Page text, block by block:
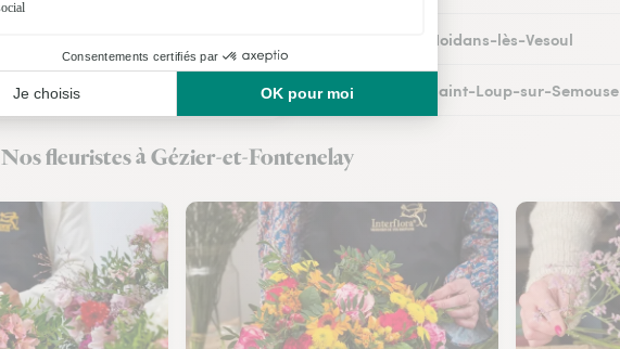
Fleuristes à Noidans-lès-Vesoul
Fleuristes à Saint-Loup-sur-Semouse
Nos fleuristes à Gézier-et-Fontenelay